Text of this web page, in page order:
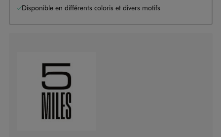
Disponible en différents coloris et divers motifs